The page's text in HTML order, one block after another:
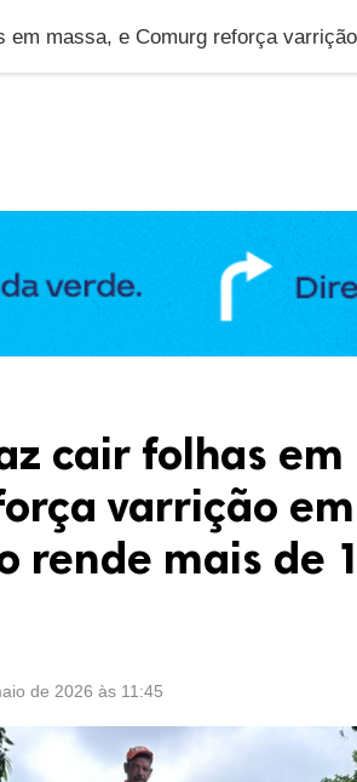
cair folhas em
varrição
rende mais de
de 2026 às 11:45